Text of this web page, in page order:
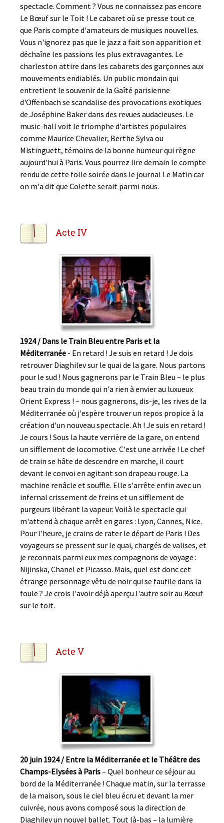
spectacle. Comment ? Vous ne connaissez pas encore
Le Bœuf sur le Toit ! Le cabaret où se presse tout ce
que Paris compte d'amateurs de musiques nouvelles.
Vous n'ignorez pas que le jazz a fait son apparition et
déchaîne les passions les plus extravagantes. Le
charleston attire dans les cabarets des garçonnes aux
mouvements endiablés. Un public mondain qui
entretient le souvenir de la Gaîté parisienne
d'Offenbach se scandalise des provocations exotiques
de Joséphine Baker dans des revues audacieuses. Le
music-hall voit le triomphe d'artistes populaires
comme Maurice Chevalier, Berthe Sylva ou
Mistinguett, témoins de la bonne humeur qui règne
aujourd'hui à Paris. Vous pourrez lire demain le compte
rendu de cette folle soirée dans le journal Le Matin car
on m'a dit que Colette serait parmi nous.
Acte IV
1924 / Dans le Train Bleu entre Paris et la
Méditerranée - En retard ! Je suis en retard ! Je dois
retrouver Diaghilev sur le quai de la gare. Nous partons
pour le sud ! Nous gagnerons par le Train Bleu – le plus
beau train du monde qui n'a rien à envier au luxueux
Orient Express ! – nous gagnerons, dis-je, les rives de la
Méditerranée où j'espère trouver un repos propice à la
création d'un nouveau spectacle. Ah ! Je suis en retard !
Je cours ! Sous la haute verrière de la gare, on entend
un sifflement de locomotive. C'est une arrivée ! Le chef
de train se hâte de descendre en marche, il court
devant le convoi en agitant son drapeau rouge. La
machine renâcle et souffle. Elle s'arrête enfin avec un
infernal crissement de freins et un sifflement de
purgeurs libérant la vapeur. Voilà le spectacle qui
m'attend à chaque arrêt en gares : Lyon, Cannes, Nice.
Pour l'heure, je crains de rater le départ de Paris ! Des
voyageurs se pressent sur le quai, chargés de valises, et
je reconnais parmi eux mes compagnons de voyage :
Nijinska, Chanel et Picasso. Mais, quel est donc cet
étrange personnage vêtu de noir qui se faufile dans la
foule ? Je crois l'avoir déjà aperçu l'autre soir au Bœuf
sur le toit.
Acte V
20 juin 1924 / Entre la Méditerranée et le Théâtre des
Champs-Elysées à Paris– Quel bonheur ce séjour au
bord de la Méditerranée ! Chaque matin, sur la terrasse
de la maison, sous le ciel bleu écru et devant la mer
cuivrée, nous avons composé sous la direction de
Diaghilev un nouvel ballet. Tout là-bas – la lumière